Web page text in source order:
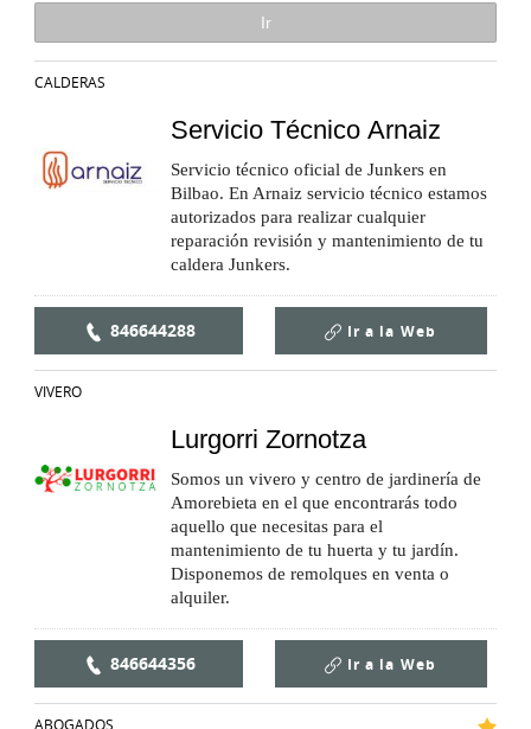
CALDERAS
Servicio Técnico Arnaiz
Servicio técnico oficial de Junkers en
Bilbao. En Arnaiz servicio técnico estamos
autorizados para realizar cualquier
reparación revisión y mantenimiento de tu
caldera Junkers.
846644288 Ir a la Web
VIVERO
Lurgorri Zornotza
Somos un vivero y centro de jardinería de
Amorebieta en el que encontrarás todo
aquello que necesitas para el
mantenimiento de tu huerta y tu jardín.
Disponemos de remolques en venta o
alquiler.
846644356 Ir a la Web
ABOGADOS